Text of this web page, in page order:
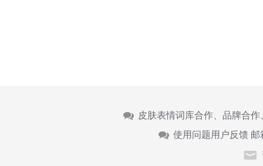
皮肤表情词库合作、品牌合
使用问题用户反馈 邮